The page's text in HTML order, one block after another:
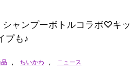
ャンプーボトルコラボ♡キッ
プも♪
, ちいかわ , ニュース